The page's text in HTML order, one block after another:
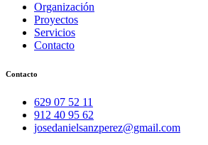
Organización
Proyectos
Servicios
Contacto
Contacto
629 07 52 11
912 40 95 62
josedanielsanzperez@gmail.com